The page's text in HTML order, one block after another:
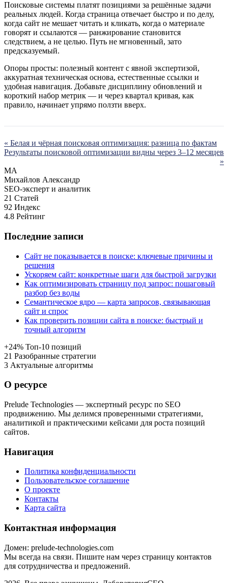
Поисковые системы платят позициями за решённые задачи
реальных людей. Когда страница отвечает быстро и по делу,
когда сайт не мешает читать и кликать, когда о материале
говорят и ссылаются — ранжирование становится
следствием, а не целью. Путь не мгновенный, зато
предсказуемый.
Опоры просты: полезный контент с явной экспертизой,
аккуратная техническая основа, естественные ссылки и
удобная навигация. Добавьте дисциплину обновлений и
короткий набор метрик — и через квартал кривая, как
правило, начинает упрямо ползти вверх.
« Белая и чёрная поисковая оптимизация: разница по фактам
Результаты поисковой оптимизации видны через 3–12 месяцев
»
МА
Михайлов Александр
SEO-эксперт и аналитик
21 Статей
92 Индекс
4.8 Рейтинг
Последние записи
Сайт не показывается в поиске: ключевые причины и
решения
Ускоряем сайт: конкретные шаги для быстрой загрузки
Как оптимизировать страницу под запрос: пошаговый
разбор без воды
Семантическое ядро — карта запросов, связывающая
сайт и спрос
Как проверить позиции сайта в поиске: быстрый и
точный алгоритм
+24% Топ-10 позиций
21 Разобранные стратегии
3 Актуальные алгоритмы
О ресурсе
Prelude Technologies — экспертный ресурс по SEO
продвижению. Мы делимся проверенными стратегиями,
аналитикой и практическими кейсами для роста позиций
сайтов.
Навигация
Политика конфиденциальности
Пользовательское соглашение
О проекте
Контакты
Карта сайта
Контактная информация
Домен: prelude-technologies.com
Мы всегда на связи. Пишите нам через страницу контактов
для сотрудничества и предложений.